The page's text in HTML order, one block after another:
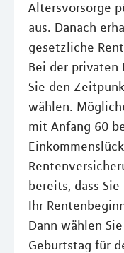
Altersvorsorge
aus. Danach
gesetzliche
Bei der privaten
Sie den
wählen.
mit Anfang 60
bereits, dass
Ihr
Dann wählen
Geburtstag für